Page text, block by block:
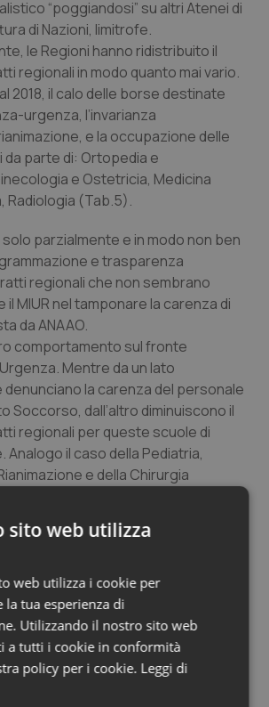
“poggiandosi” su altri Atenei di
di Nazioni, limitrofe.
le Regioni hanno ridistribuito il
regionali in modo quanto mai vario.
2018, il calo delle borse destinate
urgenza, l’invarianza
e la occupazione delle
da parte di: Ortopedia e
e Ostetricia, Medicina
Radiologia (Tab.5).
solo parzialmente e in modo non ben
e trasparenza
regionali che non sembrano
il MIUR nel tamponare la carenza di
da ANAAO.
comportamento sul fronte
Mentre da un lato
la carenza del personale
Soccorso, dall’altro diminuiscono il
regionali per queste scuole di
il caso della Pediatria,
e della Chirurgia
un esiguo incremento di
dei dati
di incrementare le borse nel
appare come un’intenzione concreta
sito web utilizza
web utilizza i cookie per
la tua esperienza di
Utilizzando il nostro sito web
a tutti i cookie in conformità
policy per i cookie. Leggi di